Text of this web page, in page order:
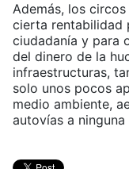
Además, los
cierta rentabilidad
ciudadanía y para
del dinero de la
infraestructuras,
solo unos pocos
medio ambiente,
autovías a ninguna